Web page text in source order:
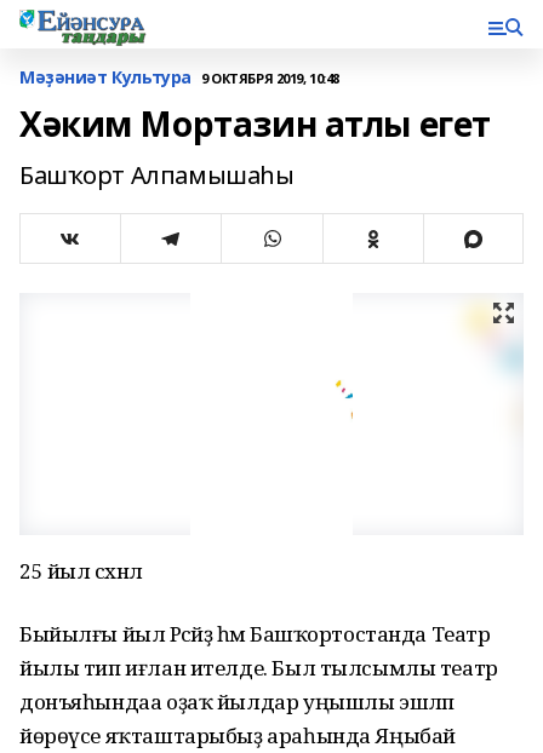
Мәҙәниәт Культура 9 ОКТЯБРЯ 2019, 10:48
Хәким Мортазин атлы егет
Башҡорт Алпамышаһы
25 йыл сәхнәлә
Быйылғы йыл Рәсәйҙә һәм Башҡортостанда Театр
йылы тип иғлан ителде. Был тылсымлы театр
донъяһындаа оҙаҡ йылдар уңышлы эшләп
йөрөүсе яҡташтарыбыҙ араһында Яңыбай